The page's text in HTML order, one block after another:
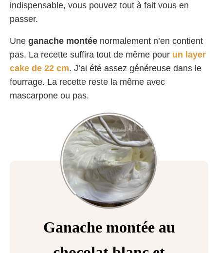
indispensable, vous pouvez tout à fait vous en
passer.
Une ganache montée normalement n’en contient
pas. La recette suffira tout de même pour un layer
cake de 22 cm. J’ai été assez généreuse dans le
fourrage. La recette reste la même avec
mascarpone ou pas.
Ganache montée au